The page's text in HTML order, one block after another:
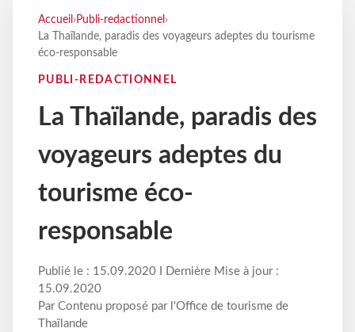
Accueil › Publi-redactionnel ›
La Thaïlande, paradis des voyageurs adeptes du tourisme
éco-responsable
PUBLI-REDACTIONNEL
La Thaïlande, paradis des
voyageurs adeptes du
tourisme éco-
responsable
Publié le : 15.09.2020 I Dernière Mise à jour :
15.09.2020
Par Contenu proposé par l'Office de tourisme de
Thaïlande